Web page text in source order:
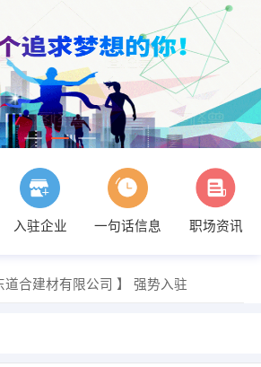
入驻企业 一句话信息 职场资讯
发布 [石材CAD ] 招聘信息
道合建材有限公司 】 强势入驻